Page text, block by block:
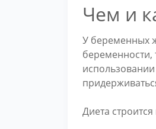
Чем и
У беременных
беременности,
Диета